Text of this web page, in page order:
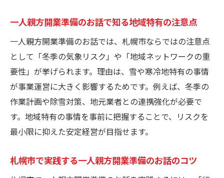
ス戦略
札幌で生かす一人親方開業準備のお話のヒ
ント
一人親方開業準備のお話に学ぶ資金計画のコツ
一人親方開業準備のお話で学ぶ資金計画の
基礎
札幌市の資金調達に役立つ一人親方開業準
備のお話
お話
一人親方開業準備のお話で知る地域特有の注意点
一人親方開業準備のお話では、札幌市ならではの注意点
として「冬季の気象リスク」や「地域ネットワークの重
要性」が挙げられます。理由は、雪や寒冷地特有の事情
が事業運営に大きく影響するためです。例えば、冬季の
作業計画や除雪対策、地元業者との連携強化が必要で
す。地域特有の事情を事前に把握することで、リスクを
最小限に抑えた安定経営が目指せます。
札幌市で実践する一人親方開業準備のお話のコツ